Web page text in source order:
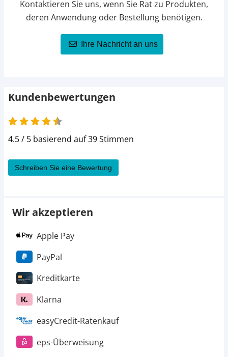
large 120 g
nicht
verfügbar
140 g 99,64 € / kg 13,95 €
UVP
Kontaktieren Sie uns, wenn Sie Rat zu Produkten,
deren Anwendung oder Bestellung benötigen.
Ihre Nachricht an uns
Kundenbewertungen
4.5 von 5
4.5 / 5 basierend auf 39 Stimmen
Schreiben Sie eine Bewertung
Wir akzeptieren
Apple Pay
PayPal
Kreditkarte
Klarna
easyCredit-Ratenkauf
eps-Überweisung